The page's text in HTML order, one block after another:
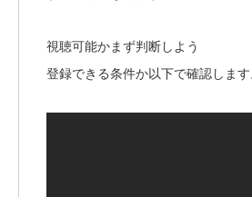
視聴可能かまず判断しよう
登録できる条件か以下で確認します